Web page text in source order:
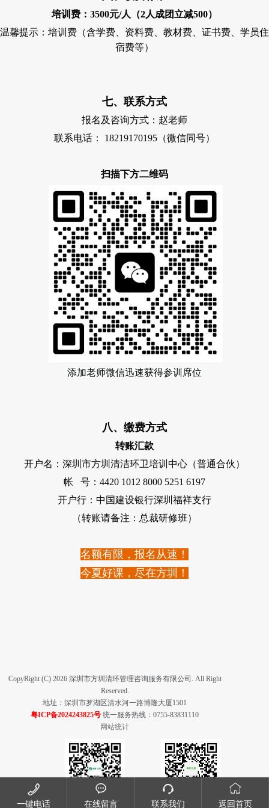
培训费： 3500元/人（2人成团立减500）
温馨提示：培训费（含学费、资料费、教材费、证书费、学员住
宿费等）
七、联系方式
报名及咨询方式：赵老师
联系电话：
18219170195 （微信同号）
扫描下方二维码
添加老师微信迅速获得参训席位
八、缴费方式
转账汇款
开户名：深圳市方圳清洁环卫培训中心（普通合伙）
帐
号： 4420 1012 8000 5251 6197
开户行：中国建设银行深圳福祥支行
（转账请备注：总裁研修班）
名额有限，报名从速！
今夏好课，尽在方圳！
CopyRight (C) 2026 深圳市方圳清环管理咨询服务有限公司. All Right
Reserved.
地址：深圳市罗湖区清水河一路博隆大厦1501
粤ICP备2024243825号 统一服务热线：0755-83831110
网站统计
方圳微信公众号 清环优聘微信公众号

一键电话

在线留言

联系我们

返回首页